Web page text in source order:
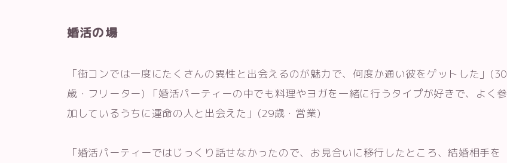
婚活の場
「街コンでは一度にたくさんの異性と出会えるのが魅力で、何度か通い彼をゲットした」(30
歳・フリーター) 「婚活パーティーの中でも料理やヨガを一緒に行うタイプが好きで、よく参
加しているうちに運命の人と出会えた」(29歳・営業)
「婚活パーティーではじっくり話せなかったので、お見合いに移行したところ、結婚相手を